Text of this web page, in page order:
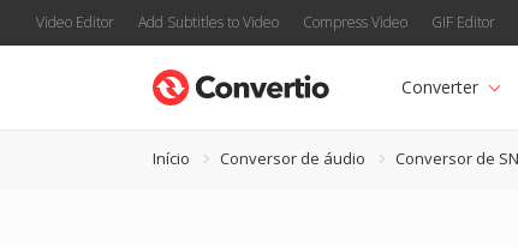
Video Editor Add Subtitles to Video Compress Video GIF Editor
Converter
Início Conversor de áudio Conversor de